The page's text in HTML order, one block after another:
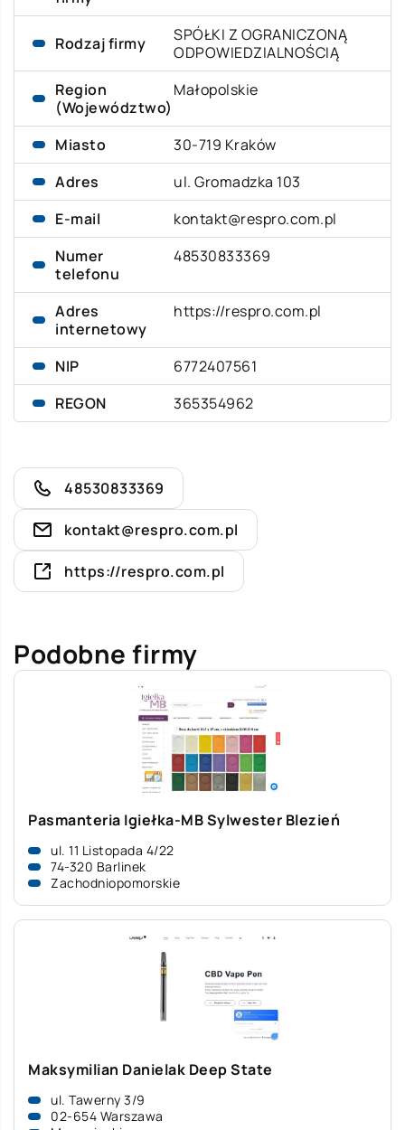
Rodzaj firmy
SPÓŁKI Z OGRANICZONĄ
ODPOWIEDZIALNOŚCIĄ
Region
(Województwo)
Małopolskie
Miasto
30-719 Kraków
Adres
ul. Gromadzka 103
E-mail
kontakt@respro.com.pl
Numer
telefonu
48530833369
Adres
internetowy
https://respro.com.pl
NIP
6772407561
REGON
365354962
48530833369
kontakt@respro.com.pl
https://respro.com.pl
Podobne firmy
Pasmanteria Igiełka-MB Sylwester Blezień
ul. 11 Listopada 4/22
74-320 Barlinek
Zachodniopomorskie
Maksymilian Danielak Deep State
ul. Tawerny 3/9
02-654 Warszawa